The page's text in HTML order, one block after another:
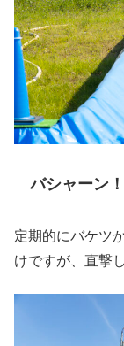
バシャーン
定期的にバケツ
けですが、直撃